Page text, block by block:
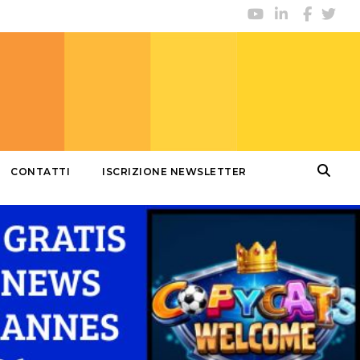
CONTATTI ISCRIZIONE NEWSLETTER